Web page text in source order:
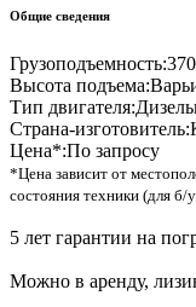
Общие сведения
Грузоподъемность:
Высота подъема:
Тип двигателя:
Страна-изготовитель:
Цена*:По запросу
*Цена зависит от
состояния техники (для б/
5 лет гарантии на
Можно в аренду,